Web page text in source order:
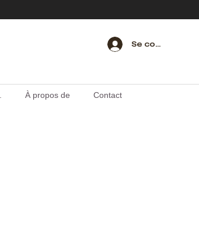
Se connecter
À propos de Contact